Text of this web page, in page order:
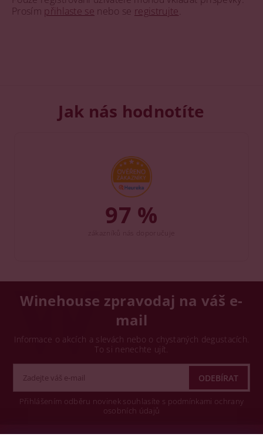
Prosím přihlaste se nebo se registrujte
Jak nás hodnotíte
97 %
Winehouse zpravodaj na váš e-
mail
Informace o akcích a slevách nebo o chystaných degustacích.
To si nenechte ujít.
Přihlášením odběru novinek souhlasíte s podmínkami ochrany
osobních údajů